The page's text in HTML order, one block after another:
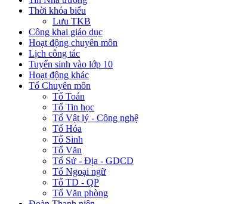
Thời khóa biểu
Lưu TKB
Công khai giáo dục
Hoạt động chuyên môn
Lịch công tác
Tuyển sinh vào lớp 10
Hoạt động khác
Tổ Chuyên môn
Tổ Toán
Tổ Tin học
Tổ Vật lý - Công nghệ
Tổ Hóa
Tổ Sinh
Tổ Văn
Tổ Sử - Địa - GDCD
Tổ Ngoại ngữ
Tổ TD - QP
Tổ Văn phòng